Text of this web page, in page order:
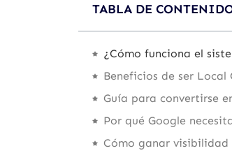
TABLA DE
¿Cómo funciona el
Beneficios de ser Local
Guía para convertirse
Por qué Google
Cómo ganar visibilidad